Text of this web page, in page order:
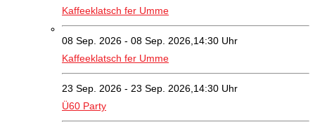
Kaffeeklatsch fer Umme
08 Sep. 2026 - 08 Sep. 2026,14:30 Uhr
Kaffeeklatsch fer Umme
23 Sep. 2026 - 23 Sep. 2026,14:30 Uhr
Ü60 Party